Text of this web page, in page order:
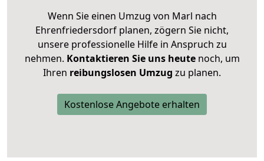
Wenn Sie einen Umzug von Marl nach
Ehrenfriedersdorf planen, zögern Sie nicht,
unsere professionelle Hilfe in Anspruch zu
nehmen. Kontaktieren Sie uns heutenoch, um
Ihren reibungslosen Umzug zu planen.
Kostenlose Angebote erhalten